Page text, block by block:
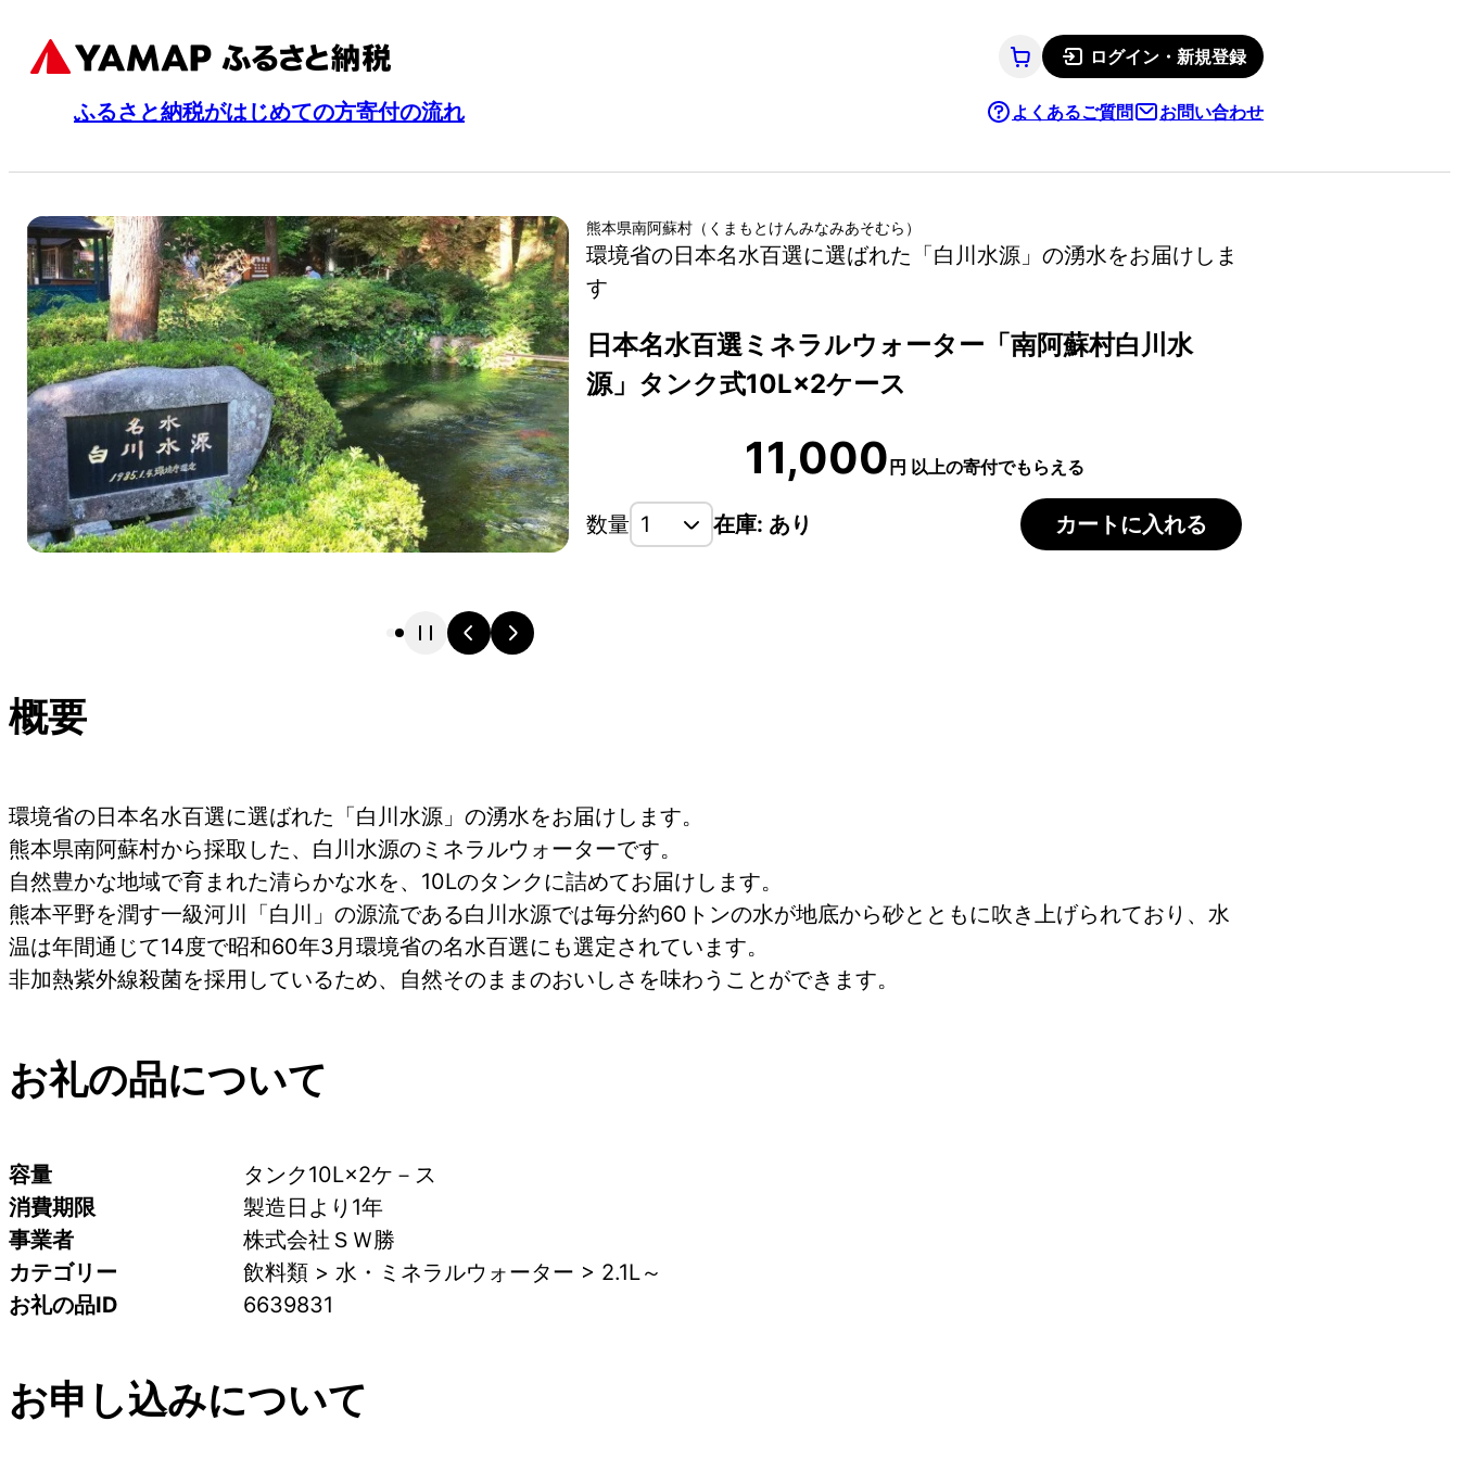
ログイン・新規登録
ふるさと納税がはじめての方寄付の流れ よくあるご質問 お問い合わせ
熊本県南阿蘇村 （ くまもとけんみなみあそむら ）
環境省の日本名水百選に選ばれた「白川水源」の湧水をお届けしま
す
日本名水百選ミネラルウォーター「南阿蘇村白川水
源」タンク式10L×2ケース
11,000円 以上の寄付でもらえる
数量 在庫: あり カートに入れる
概要
環境省の日本名水百選に選ばれた「白川水源」の湧水をお届けします。
熊本県南阿蘇村から採取した、白川水源のミネラルウォーターです。
自然豊かな地域で育まれた清らかな水を、10Lのタンクに詰めてお届けします。
熊本平野を潤す一級河川「白川」の源流である白川水源では毎分約60トンの水が地底から砂とともに吹き上げられており、水
温は年間通じて14度で昭和60年3月環境省の名水百選にも選定されています。
非加熱紫外線殺菌を採用しているため、自然そのままのおいしさを味わうことができます。
お礼の品について
容量
タンク10L×2ケ－ス
消費期限
製造日より1年
事業者
株式会社ＳＷ勝
カテゴリー
飲料類 > 水・ミネラルウォーター > 2.1L～
お礼の品ID
6639831
お申し込みについて